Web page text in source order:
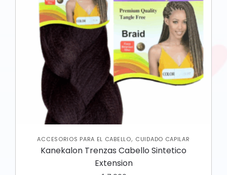
ACCESORIOS PARA EL CABELLO, CUIDADO CAPILAR
Kanekalon Trenzas Cabello Sintetico
Extension